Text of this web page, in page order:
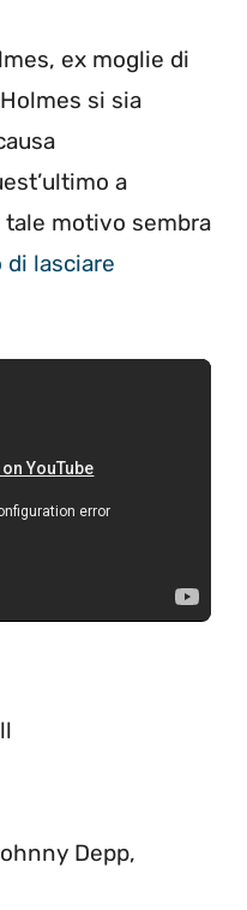
ex moglie di
si sia
a
motivo sembra
di lasciare
Depp,